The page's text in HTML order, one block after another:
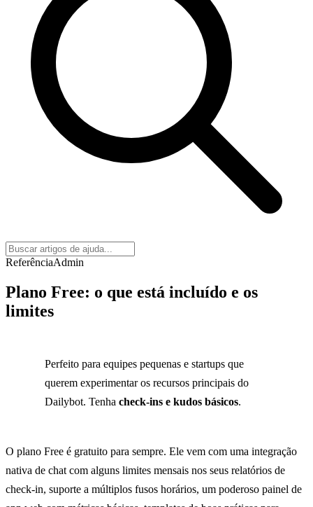
ReferênciaAdmin
Plano Free: o que está incluído e os
limites
Perfeito para equipes pequenas e startups que
querem experimentar os recursos principais do
Dailybot. Tenha check-ins e kudos básicos.
O plano Free é gratuito para sempre. Ele vem com uma integração
nativa de chat com alguns limites mensais nos seus relatórios de
check-in, suporte a múltiplos fusos horários, um poderoso painel de